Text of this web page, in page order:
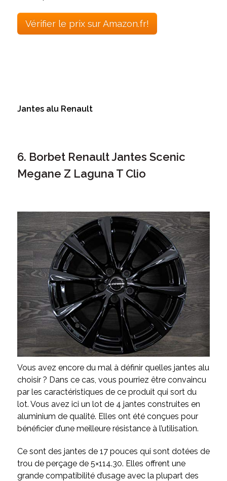
Vérifier le prix sur Amazon.fr!
Jantes alu Renault
6. Borbet Renault Jantes Scenic
Megane Z Laguna T Clio
Vous avez encore du mal à définir quelles jantes alu
choisir ? Dans ce cas, vous pourriez être convaincu
par les caractéristiques de ce produit qui sort du
lot. Vous avez ici un lot de 4 jantes construites en
aluminium de qualité. Elles ont été conçues pour
bénéficier d’une meilleure résistance à l’utilisation.
Ce sont des jantes de 17 pouces qui sont dotées de
trou de perçage de 5×114.30. Elles offrent une
grande compatibilité d’usage avec la plupart des